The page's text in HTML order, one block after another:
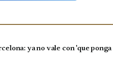
ya no vale con 'que ponga